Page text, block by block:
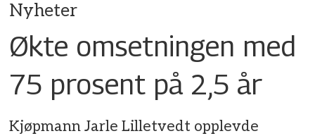
Nyheter
Økte omsetningen med
75 prosent på 2,5 år
Kjøpmann Jarle Lilletvedt opplevde